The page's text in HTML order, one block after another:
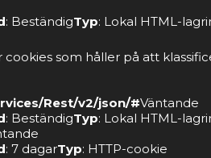
: BeständigTyp: Lokal HTML-
cookies som håller på att
Rest/v2/json/#Väntande
: BeständigTyp: Lokal HTML-
: 7 dagarTyp: HTTP-cookie